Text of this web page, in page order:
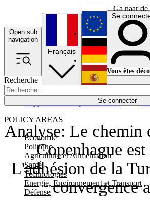
Ga naar
Open sub
navigation
Recherche
Se connecter
POLICY AREAS
Economie
Politique
Agriculture et Alimentation
Santé
Technologies
Energie, Environnement et Transport
Défense
Économie
Français
English
Deutsch
Español
Se
Vous êtes
Analyse: Le chemin
Copenhague
L'adhésion de la
convergence